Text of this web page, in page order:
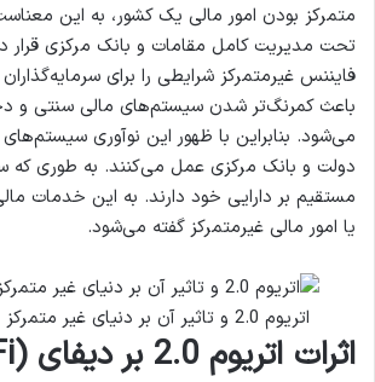
متمرکز بودن امور مالی یک کشور، به این
تحت مدیریت کامل مقامات و بانک‌ مرکزی قرار
فایننس غیرمتمرکز شرایطی را برای
باعث کمرنگ‌تر شدن سیستم‌های مالی سنتی و
می‌شود. بنابراین با ظهور این نوآوری
دولت و بانک مرکزی عمل می‌کنند. به طوری که
مستقیم بر دارایی خود دارند. به این خدمات
یا امور مالی غیرمتمرکز گفته می‌شود.
اتریوم 2.0 و تاثیر آن بر دنیای غیر متمرکز دیفای (DeFi)
اثرات اتریوم 2.0 بر دیفای (DeFi)